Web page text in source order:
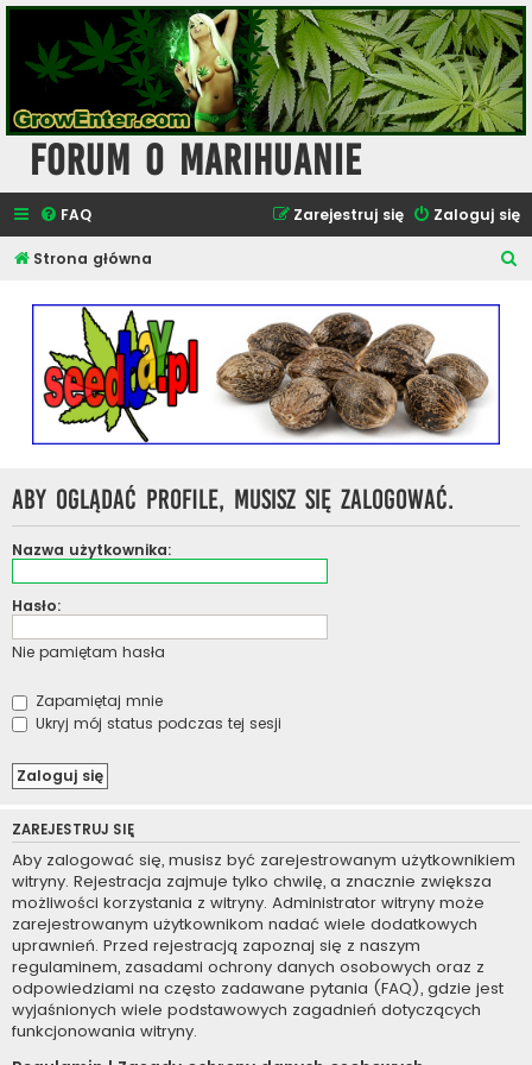
Forum o Marihuanie
FAQ Zaloguj się
Zarejestruj się
Strona główna
Aby oglądać profile, musisz się zalogować.
Nazwa użytkownika:
Hasło:
Nie pamiętam hasła
Zapamiętaj mnie
Ukryj mój status podczas tej sesji
ZAREJESTRUJ SIĘ
Aby zalogować się, musisz być zarejestrowanym użytkownikiem
witryny. Rejestracja zajmuje tylko chwilę, a znacznie zwiększa
możliwości korzystania z witryny. Administrator witryny może
zarejestrowanym użytkownikom nadać wiele dodatkowych
uprawnień. Przed rejestracją zapoznaj się z naszym
regulaminem, zasadami ochrony danych osobowych oraz z
odpowiedziami na często zadawane pytania (FAQ), gdzie jest
wyjaśnionych wiele podstawowych zagadnień dotyczących
funkcjonowania witryny.